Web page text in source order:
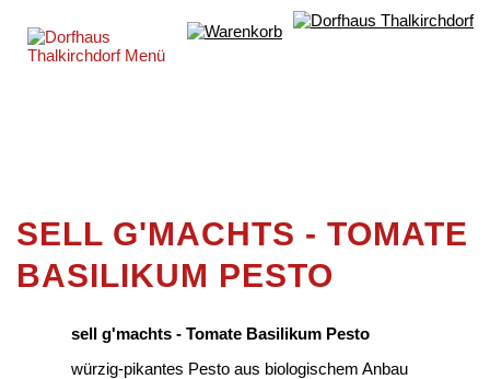
SELL G'MACHTS - TOMATE
BASILIKUM PESTO
sell g'machts - Tomate Basilikum Pesto
würzig-pikantes Pesto aus biologischem Anbau